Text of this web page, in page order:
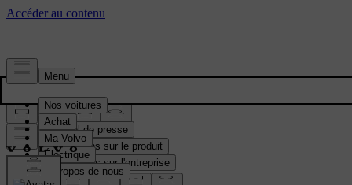
Média & Presse
Matériel de presse
Informations sur le produit
Informations sur l'entreprise
Contacts médias